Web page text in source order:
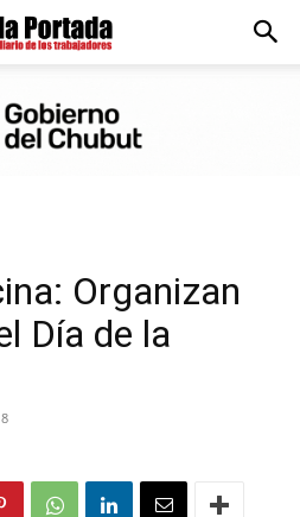
Organizan
Día de la